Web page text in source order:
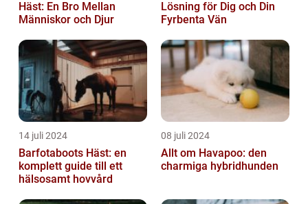
Häst: En Bro Mellan
Människor och Djur
Lösning för Dig och Din
Fyrbenta Vän
14 juli 2024
Barfotaboots Häst: en
komplett guide till ett
hälsosamt hovvård
08 juli 2024
Allt om Havapoo: den
charmiga hybridhunden